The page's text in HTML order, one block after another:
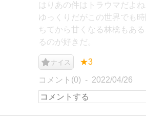
はりあの件はトラウマだよね
ゆっくりだがこの世界でも
ちてから甘くなる林檎もあ
るのが好きだ。
ナイス ★3
コメント(0) 2022/04/26